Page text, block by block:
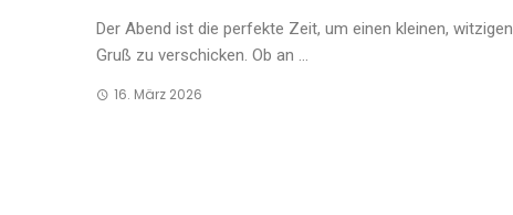
Der Abend ist die perfekte Zeit, um einen kleinen, witzigen
Gruß zu verschicken. Ob an ...
16. März 2026